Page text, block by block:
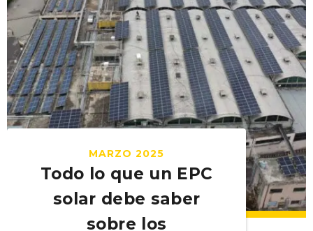
MARZO 2025
Todo lo que un EPC
solar debe saber
sobre los